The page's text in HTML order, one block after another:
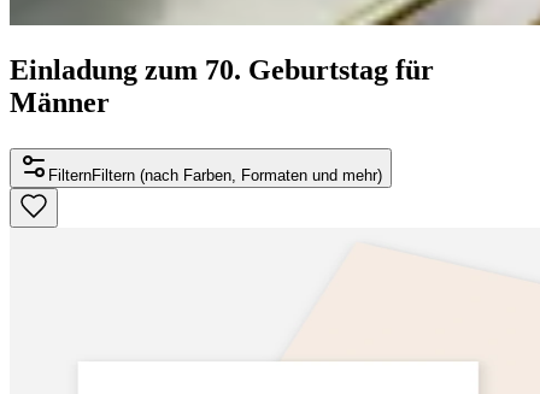
Einladung zum 70. Geburtstag für
Männer
FilternFiltern (nach Farben, Formaten und mehr)